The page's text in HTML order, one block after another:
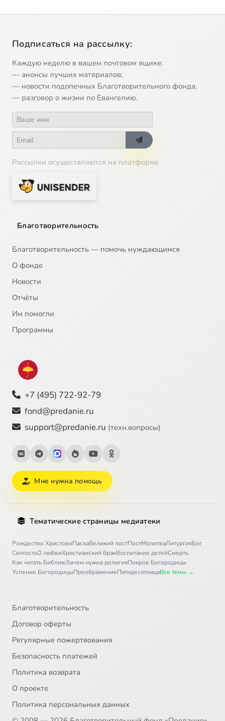
Подписаться на рассылку:
Каждую неделю в вашем почтовом ящике:
— анонсы лучших материалов;
— новости подопечных Благотворительного фонда;
— разговор о жизни по Евангелию.
Рассылки осуществляются на платформе
Благотворительность
Благотворительность — помочь нуждающимся
О фонде
Новости
Отчёты
Им помогли
Программы
+7 (495) 722-92-79
fond@predanie.ru
support@predanie.ru (техн.вопросы)
Мне нужна помощь
Тематические страницы медиатеки
Рождество ХристовоПасхаВеликий постПостМолитваЛитургияБог
СвятостьО любвиХристианский бракВоспитание детейСмерть
Как читать БиблиюЗачем нужна религияПокров Богородицы
Успение БогородицыПреображениеПятидесятницаВсе темы →
Благотворительность
Договор оферты
Регулярные пожертвования
Безопасность платежей
Политика возврата
О проекте
Политика персональных данных